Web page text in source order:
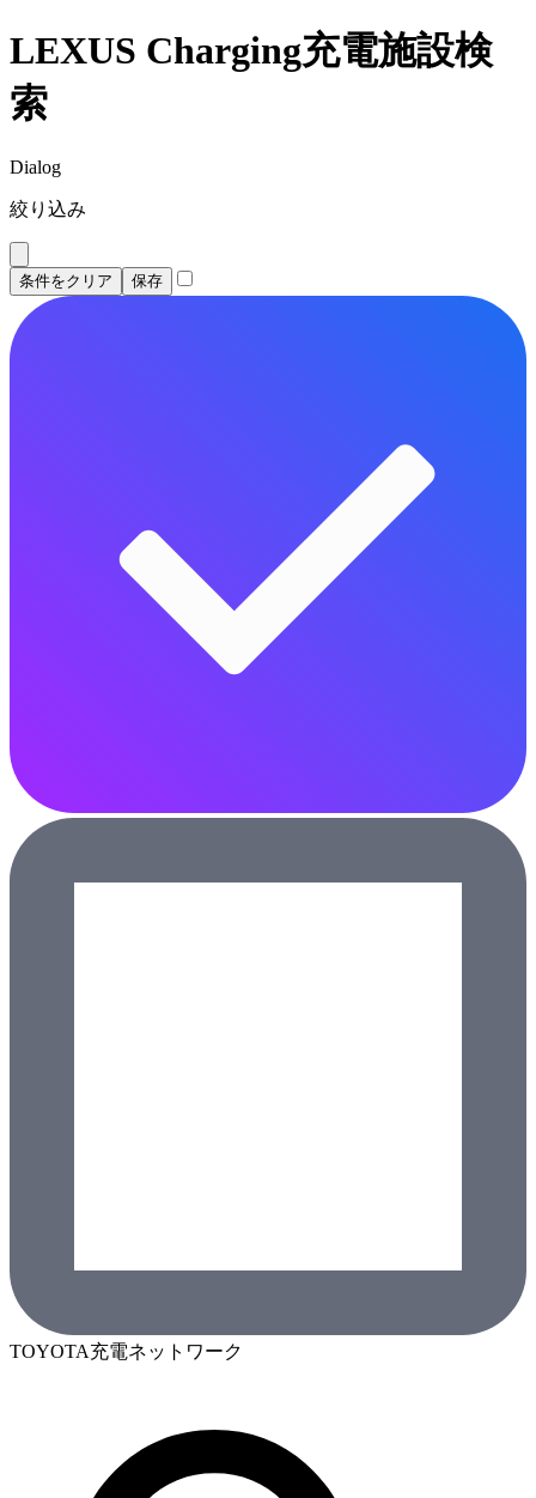
LEXUS Charging充電施設検
索
Dialog
絞り込み
条件をクリア 保存
TOYOTA充電ネットワーク